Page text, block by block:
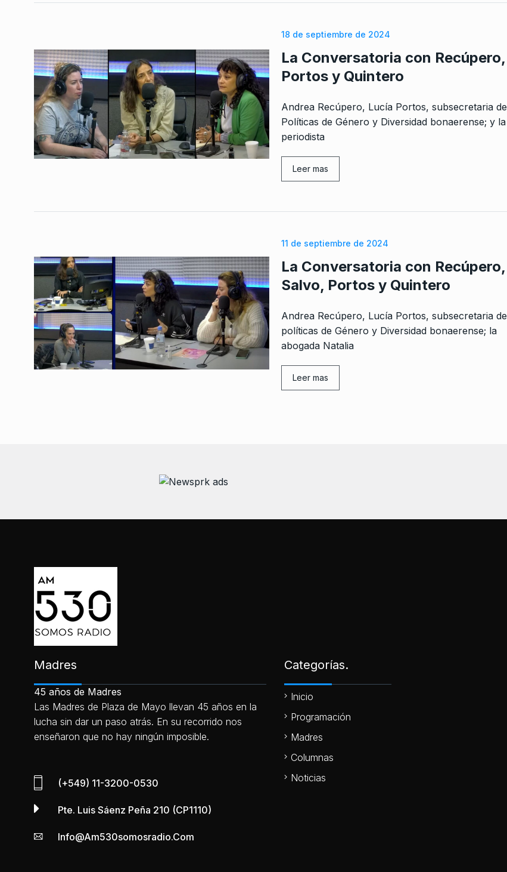
18 de septiembre de 2024
La Conversatoria con Recúpero,
Portos y Quintero
Andrea Recúpero, Lucía Portos, subsecretaria de
Políticas de Género y Diversidad bonaerense; y la
periodista
Leer mas
11 de septiembre de 2024
La Conversatoria con Recúpero,
Salvo, Portos y Quintero
Andrea Recúpero, Lucía Portos, subsecretaria de
políticas de Género y Diversidad bonaerense; la
abogada Natalia
Leer mas
Madres
45 años de Madres
Las Madres de Plaza de Mayo llevan 45 años en la
lucha sin dar un paso atrás. En su recorrido nos
enseñaron que no hay ningún imposible.
(+549) 11-3200-0530
Pte. Luis Sáenz Peña 210 (CP1110)
Info@am530somosradio.com
Categorías.
Inicio
Programación
Madres
Columnas
Noticias